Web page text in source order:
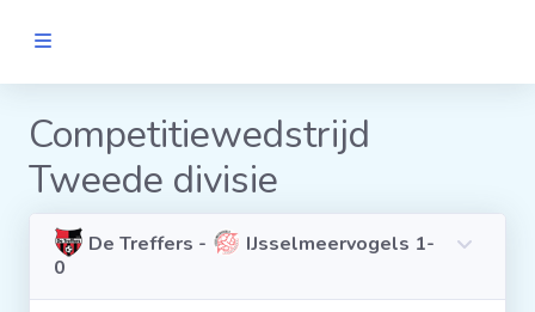
Clubs
Wedstrijden
Competitiewedstrijd
Tweede divisie
De Treffers -
IJsselmeervogels 1-
0